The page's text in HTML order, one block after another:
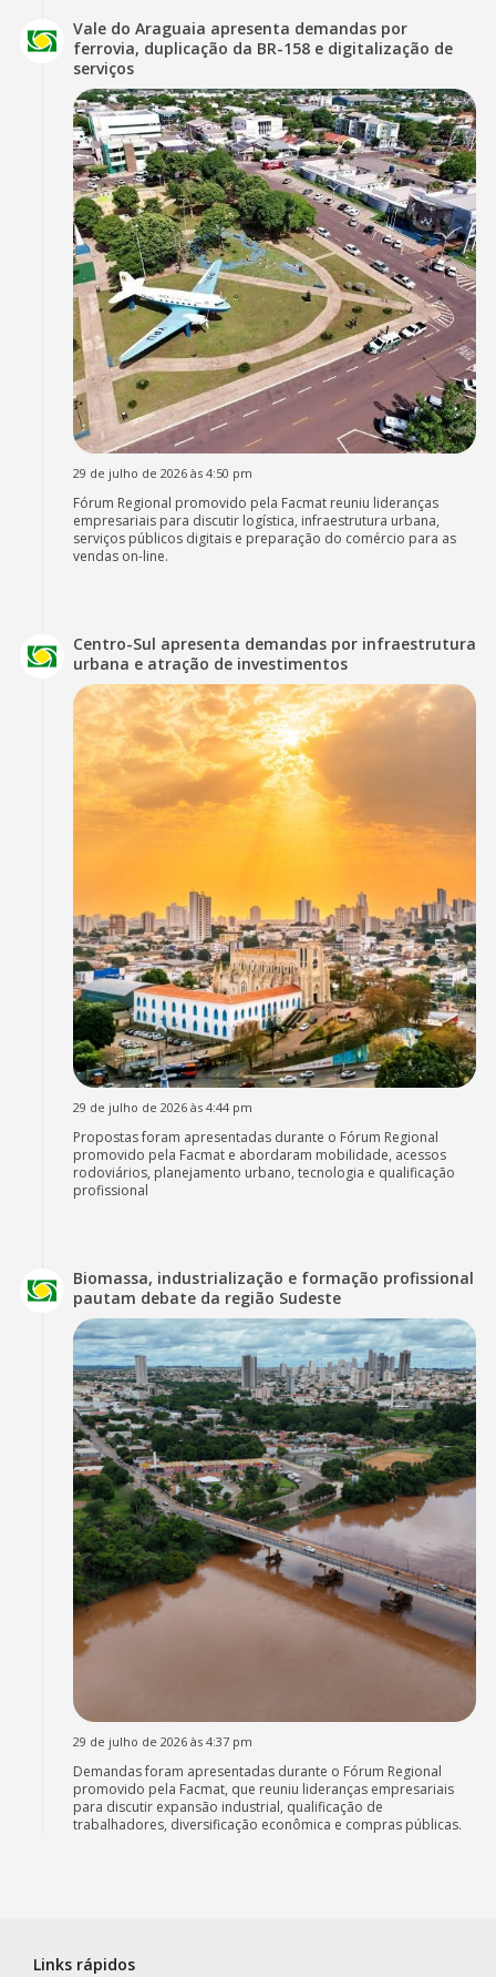
Vale do Araguaia apresenta demandas por
ferrovia, duplicação da BR-158 e digitalização de
serviços
29 de julho de 2026 às 4:50 pm
Fórum Regional promovido pela Facmat reuniu lideranças
empresariais para discutir logística, infraestrutura urbana,
serviços públicos digitais e preparação do comércio para as
vendas on-line.
Centro-Sul apresenta demandas por infraestrutura
urbana e atração de investimentos
29 de julho de 2026 às 4:44 pm
Propostas foram apresentadas durante o Fórum Regional
promovido pela Facmat e abordaram mobilidade, acessos
rodoviários, planejamento urbano, tecnologia e qualificação
profissional
Biomassa, industrialização e formação profissional
pautam debate da região Sudeste
29 de julho de 2026 às 4:37 pm
Demandas foram apresentadas durante o Fórum Regional
promovido pela Facmat, que reuniu lideranças empresariais
para discutir expansão industrial, qualificação de
trabalhadores, diversificação econômica e compras públicas.
Links rápidos